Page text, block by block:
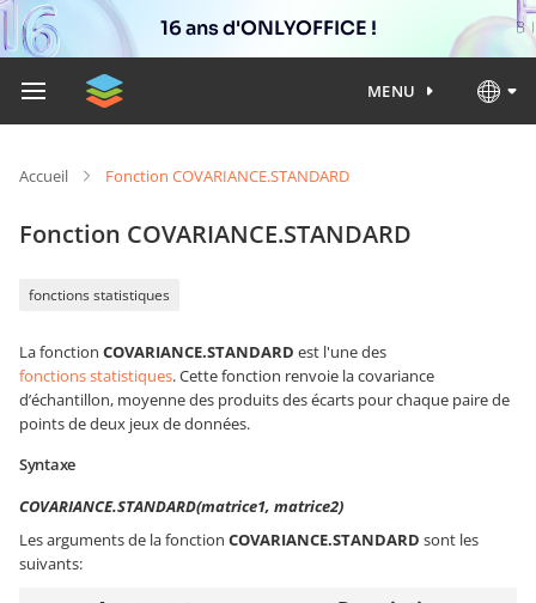
16 ans d'ONLYOFFICE !
MENU
Accueil Fonction COVARIANCE.STANDARD
Fonction COVARIANCE.STANDARD
fonctions statistiques
La fonction COVARIANCE.STANDARD est l'une des
fonctions statistiques. Cette fonction renvoie la covariance
d’échantillon, moyenne des produits des écarts pour chaque paire de
points de deux jeux de données.
Syntaxe
COVARIANCE.STANDARD(matrice1, matrice2)
Les arguments de la fonction COVARIANCE.STANDARD sont les
suivants: